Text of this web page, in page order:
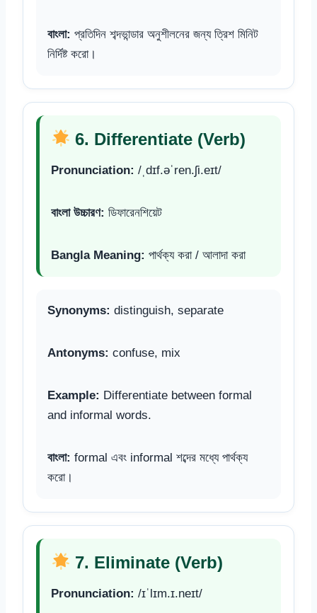
বাংলা: প্রতিদিন শব্দভান্ডার অনুশীলনের জন্য ত্রিশ মিনিট
নির্দিষ্ট করো।
6. Differentiate (Verb)
Pronunciation: /ˌdɪf.əˈren.ʃi.eɪt/
বাংলা উচ্চারণ: ডিফারেনশিয়েট
Bangla Meaning: পার্থক্য করা / আলাদা করা
Synonyms: distinguish, separate
Antonyms: confuse, mix
Example: Differentiate between formal
and informal words.
বাংলা: formal এবং informal শব্দের মধ্যে পার্থক্য
করো।
7. Eliminate (Verb)
Pronunciation: /ɪˈlɪm.ɪ.neɪt/